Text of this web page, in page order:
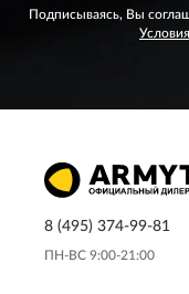
Подписываясь, Вы
8 (495) 374-99-81
ПН-ВС 9:00-21:00